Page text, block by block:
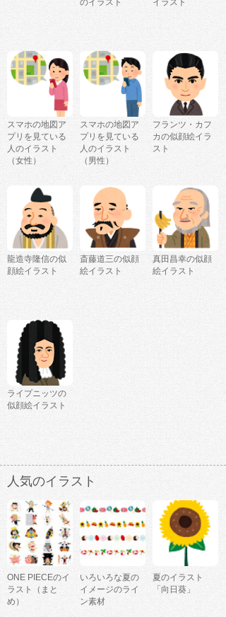
スマホの地図ア
プリを見ている
人のイラスト
（女性）
スマホの地図ア
プリを見ている
人のイラスト
（男性）
フランツ・カフ
カの似顔絵イラ
スト
龍造寺隆信の似
顔絵イラスト
斎藤道三の似顔
絵イラスト
真田昌幸の似顔
絵イラスト
ライプニッツの
似顔絵イラスト
人気のイラスト
ONE PIECEのイ
ラスト（まと
め）
いろいろな夏の
イメージのライ
ン素材
夏のイラスト
「向日葵」